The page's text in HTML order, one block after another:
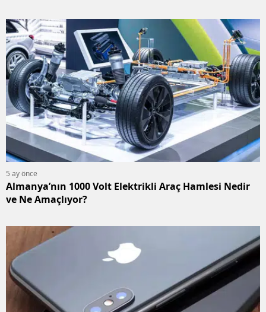
5 ay önce
Almanya’nın 1000 Volt Elektrikli Araç Hamlesi Nedir
ve Ne Amaçlıyor?